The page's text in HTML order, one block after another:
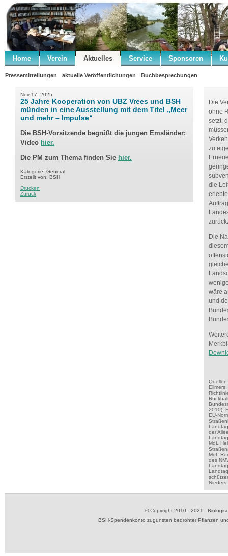
Home Verein Aktuelles Service Sponsoren
Pressemitteilungen aktuelle Veröffentlichungen Buchbesprechungen
Nov 17, 2025
25 Jahre Kooperation von UBZ Vrees und BSH
münden in eine Ausstellung mit dem Titel „Meer
und mehr – Impulse“
Die BSH-Vorsitzende begrüßt die jungen Emsländer:
Video hier.
Die PM zum Thema finden Sie hier.
Kategorie: General
Erstellt von: BSH
Drucken
Zurück
Die
ohne
setzt,
zu
die
Die
wäre
und
Quellen:
2010):
EU-
der
MdL
MdL
des
© Copyright 2010 - 2021 -
BSH-Spendenkonto zugunsten bedrohter Pflanzen